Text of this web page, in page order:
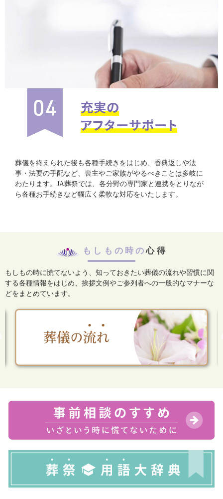
葬儀を終えられた後も各種手続きをはじめ、香典返しや法
事・法要の手配など、喪主やご家族がやるべきことは多岐に
わたります。JA葬祭では、各分野の専門家と連携をとりなが
ら各種お手続きなど幅広く柔軟な対応をいたします。
もしもの時の心得
もしもの時に慌てないよう、知っておきたい葬儀の流れや習慣に関
する各種情報をはじめ、 挨拶文例やご参列者への一般的なマナーな
どをまとめています。